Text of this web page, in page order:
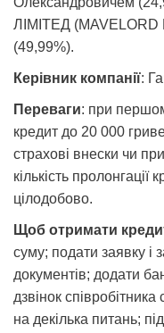
ЛІМІТЕД (MAVELORD
(49,99%).
Керівник компанії:
Переваги: при
кредит до 20 000
страхові внески чи
кількість
цілодобово.
Щоб отримати
суму; подати заявку і
документів; додати
дзвінок
на декілька питань;